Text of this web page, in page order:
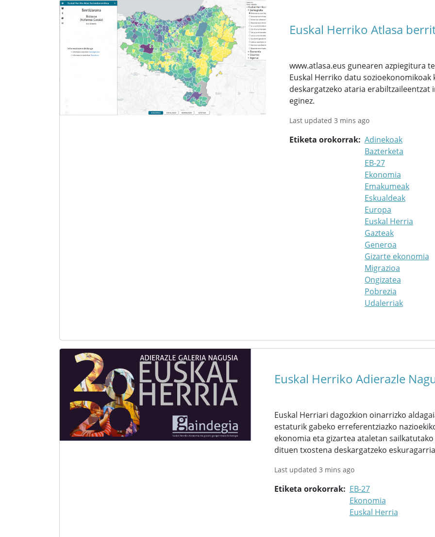
Euskal Herriko Atlasa
www.atlasa.eus gunearen azpiegitura
Euskal Herriko datu
deskargatzeko ataria
eginez.
Last updated 3 mins ago
Etiketa orokorrak Adinekoak
Bazterketa
EB-27
Ekonomia
Emakumeak
Eskualdeak
Europa
Euskal Herria
Gazteak
Generoa
Gizarte ekonomia
Migrazioa
Ongizatea
Pobrezia
Udalerriak
Euskal Herriko Adierazle
Euskal Herriari dagozkion oinarrizko
estaturik gabeko erreferentziazko
ekonomia eta gizartea ataletan
dituen txostena deskargatzeko
Last updated 3 mins ago
Etiketa orokorrak
EB-27
Ekonomia
Euskal Herria